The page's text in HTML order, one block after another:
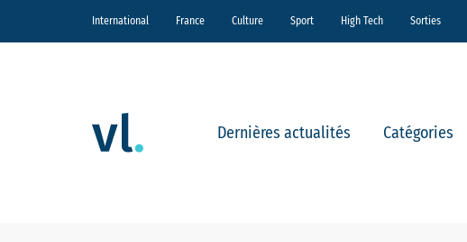
International France Culture Sport High Tech Sorties
Dernières actualités Catégories